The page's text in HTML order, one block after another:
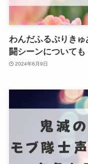
わんだふるぷりき
闘シーンについても
2024年6月9日